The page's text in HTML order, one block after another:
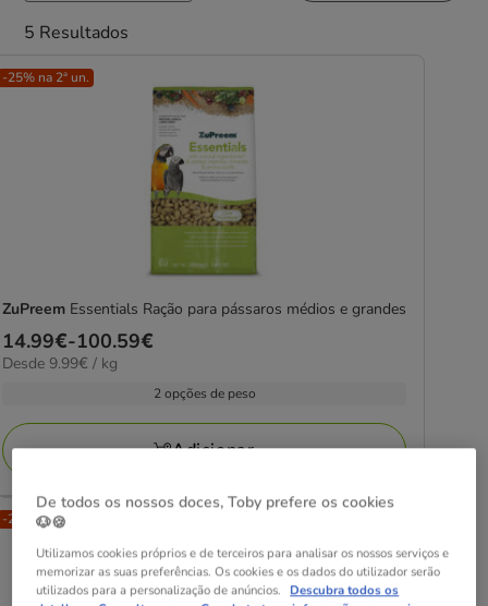
5 Resultados
-25% na 2ª un.
ZuPreem Essentials Ração para pássaros médios e grandes
Preço
de
100.59€
14.99€-100.59€
9.99€
Desde 9.99€ / kg
2 opções de peso
Adicionar
-25% na 2ª un.
De todos os nossos doces, Toby prefere os cookies
🐶🍪
Utilizamos cookies próprios e de terceiros para analisar os nossos serviços e
memorizar as suas preferências. Os cookies e os dados do utilizador serão
utilizados para a personalização de anúncios. Descubra todos os